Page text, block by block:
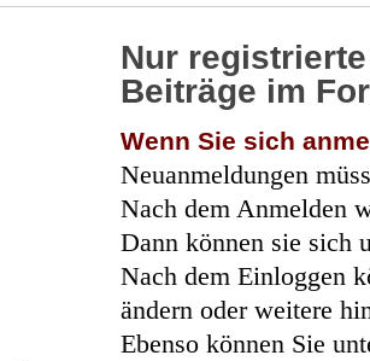
Nur
Beiträge im
Wenn Sie sich
Neuanmeldungen
Nach dem Anmelden
Dann können sie sich
Nach dem Einloggen
ändern oder weitere
Ebenso können Sie